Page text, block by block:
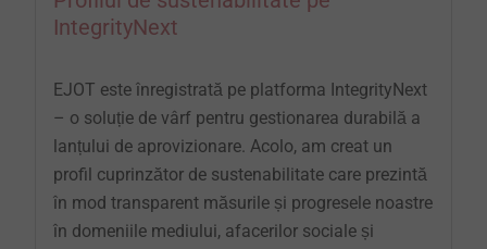
IntegrityNext
EJOT este înregistrată pe platforma IntegrityNext
– o soluție de vârf pentru gestionarea durabilă a
lanțului de aprovizionare. Acolo, am creat un
profil cuprinzător de sustenabilitate care prezintă
în mod transparent măsurile și progresele noastre
în domeniile mediului, afacerilor sociale și